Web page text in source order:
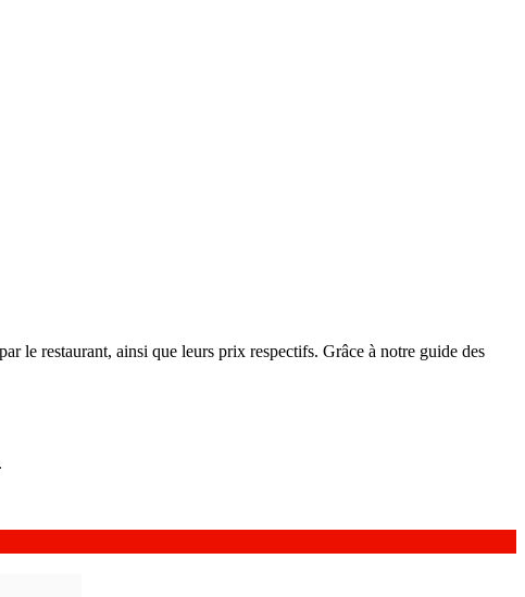
le restaurant, ainsi que leurs prix respectifs. Grâce à notre guide des